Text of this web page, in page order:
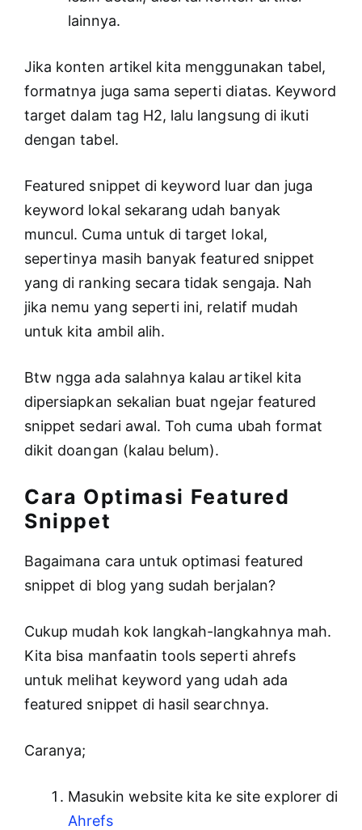
lainnya.
Jika konten artikel kita menggunakan tabel,
formatnya juga sama seperti diatas. Keyword
target dalam tag H2, lalu langsung di ikuti
dengan tabel.
Featured snippet di keyword luar dan juga
keyword lokal sekarang udah banyak
muncul. Cuma untuk di target lokal,
sepertinya masih banyak featured snippet
yang di ranking secara tidak sengaja. Nah
jika nemu yang seperti ini, relatif mudah
untuk kita ambil alih.
Btw ngga ada salahnya kalau artikel kita
dipersiapkan sekalian buat ngejar featured
snippet sedari awal. Toh cuma ubah format
dikit doangan (kalau belum).
Cara Optimasi Featured
Snippet
Bagaimana cara untuk optimasi featured
snippet di blog yang sudah berjalan?
Cukup mudah kok langkah-langkahnya mah.
Kita bisa manfaatin tools seperti ahrefs
untuk melihat keyword yang udah ada
featured snippet di hasil searchnya.
Caranya;
Masukin website kita ke site explorer di
Ahrefs